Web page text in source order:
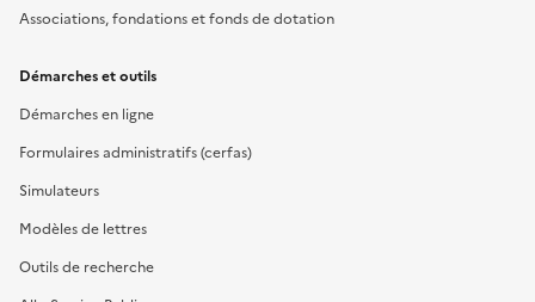
Associations, fondations et fonds de dotation
Démarches et outils
Démarches en ligne
Formulaires administratifs (cerfas)
Simulateurs
Modèles de lettres
Outils de recherche